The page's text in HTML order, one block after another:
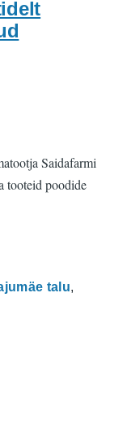
Saidafarmi
tooteid poodide
talu